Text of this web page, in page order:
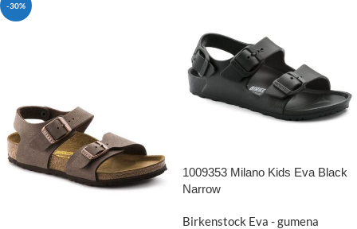
-30%
1009353 Milano Kids Eva Black
Narrow
Birkenstock Eva - gumena